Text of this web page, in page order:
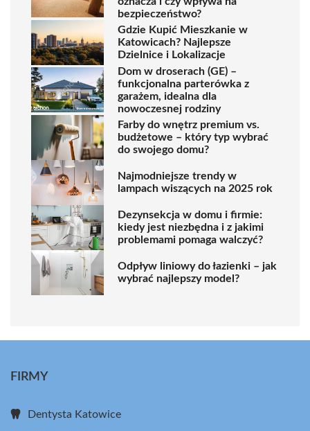
bezpieczeństwo?
Gdzie Kupić Mieszkanie w
Katowicach? Najlepsze
Dzielnice i Lokalizacje
Dom w droserach (GE) –
funkcjonalna parterówka z
garażem, idealna dla
nowoczesnej rodziny
Farby do wnętrz premium vs.
budżetowe – który typ wybrać
do swojego domu?
Najmodniejsze trendy w
lampach wiszących na 2025 rok
Dezynsekcja w domu i firmie:
kiedy jest niezbędna i z jakimi
problemami pomaga walczyć?
Odpływ liniowy do łazienki – jak
wybrać najlepszy model?
FIRMY
Dentysta Katowice